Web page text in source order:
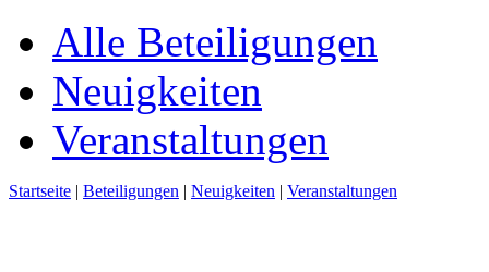
Alle Beteiligungen
Neuigkeiten
Veranstaltungen
Startseite | Beteiligungen | Neuigkeiten | Veranstaltungen